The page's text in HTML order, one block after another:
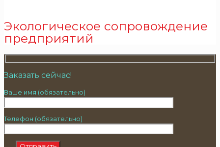
Экологическое сопровождение
предприятий
Заказать сейчас!
Ваше имя (обязательно)
Телефон (обязательно)